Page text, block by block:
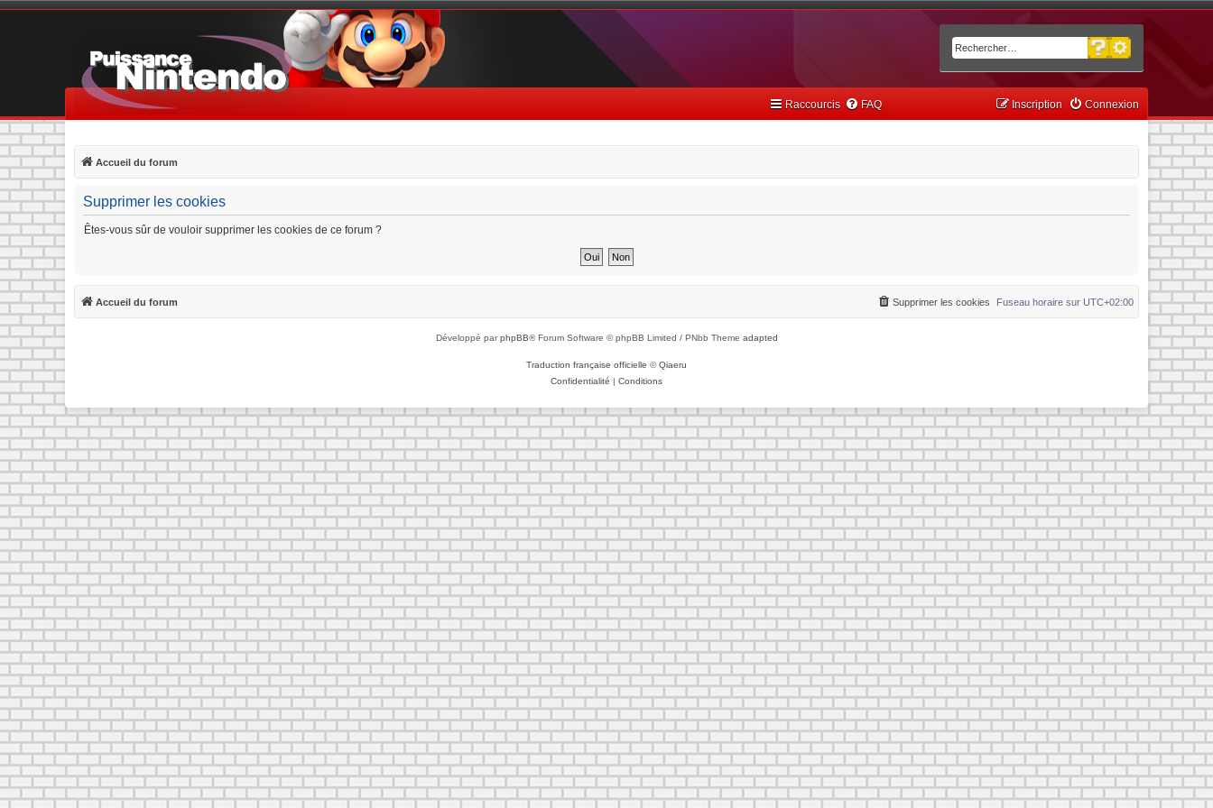
Rechercher
Recherche avancée
Raccourcis FAQ Connexion
Inscription
Accueil du forum
Supprimer les cookies
Êtes-vous sûr de vouloir supprimer les cookies de ce forum ?
Accueil du forum Fuseau horaire sur UTC+02:00
Supprimer les cookies
Développé parphpBB® Forum Software © phpBB Limited / PNbb Theme adapted
Traduction française officielle ©Qiaeru
Confidentialité | Conditions